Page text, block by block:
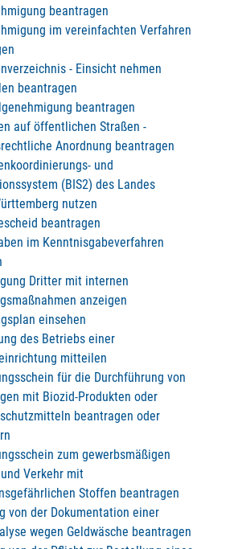
beantragen
im vereinfachten Verfahren
- Einsicht nehmen
beantragen
beantragen
auf öffentlichen Straßen -
Anordnung beantragen
und
(BIS2) des Landes
nutzen
beantragen
im Kenntnisgabeverfahren
Dritter mit internen
anzeigen
einsehen
des Betriebs einer
mitteilen
für die Durchführung von
mit Biozid-Produkten oder
beantragen oder
zum gewerbsmäßigen
Verkehr mit
Stoffen beantragen
von der Dokumentation einer
wegen Geldwäsche beantragen